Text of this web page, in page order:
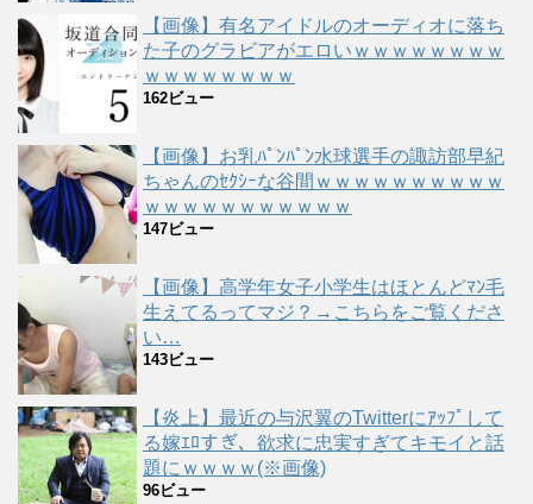
【画像】有名アイドルのオーディオに落ち
た子のグラビアがエロいｗｗｗｗｗｗｗｗ
ｗｗｗｗｗｗｗｗ
162ビュー
【画像】お乳ﾊﾟﾝﾊﾟﾝ水球選手の諏訪部早紀
ちゃんのｾｸｼｰな谷間ｗｗｗｗｗｗｗｗｗｗ
ｗｗｗｗｗｗｗｗｗｗｗ
147ビュー
【画像】高学年女子小学生はほとんどﾏﾝ毛
生えてるってマジ？→こちらをご覧くださ
い…
143ビュー
【炎上】最近の与沢翼のTwitterにｱｯﾌﾟして
る嫁ｴﾛすぎ、欲求に忠実すぎてキモイと話
題にｗｗｗｗ(※画像)
96ビュー